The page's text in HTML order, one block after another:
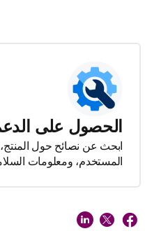
الحصول على
ابحث عن نصائح حول المنتج،
المستخدم، ومعلومات